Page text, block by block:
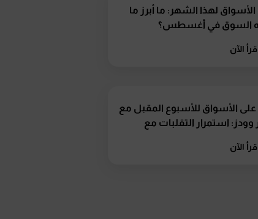
الأسواق لهذا الشهر: ما أبرز ما
السوق في أغسطس؟
الآن
الأسواق للأسبوع المقبل مع
وودز: استمرار التقلبات مع
الآن